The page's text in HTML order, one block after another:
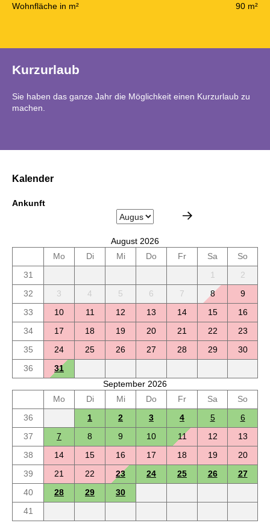
Wohnfläche in m²
90 m²
Kurzurlaub
Sie haben das ganze Jahr die Möglichkeit einen Kurzurlaub zu
machen.
Kalender
Ankunft
August 2026
Mo
Di Mi Do Fr Sa
So
31
1
2
32
3 4 5 6 7 8
9
33
10 11 12 13 14 15
16
34
17 18 19 20 21 22
23
35
24 25 26 27 28 29
30
36
31
September 2026
Mo
Di Mi Do Fr Sa
So
36
1 2 3 4 5
6
37
7 8 9 10 11 12
13
38
14 15 16 17 18 19
20
39
21 22 23 24 25 26
27
40
28 29
30
41